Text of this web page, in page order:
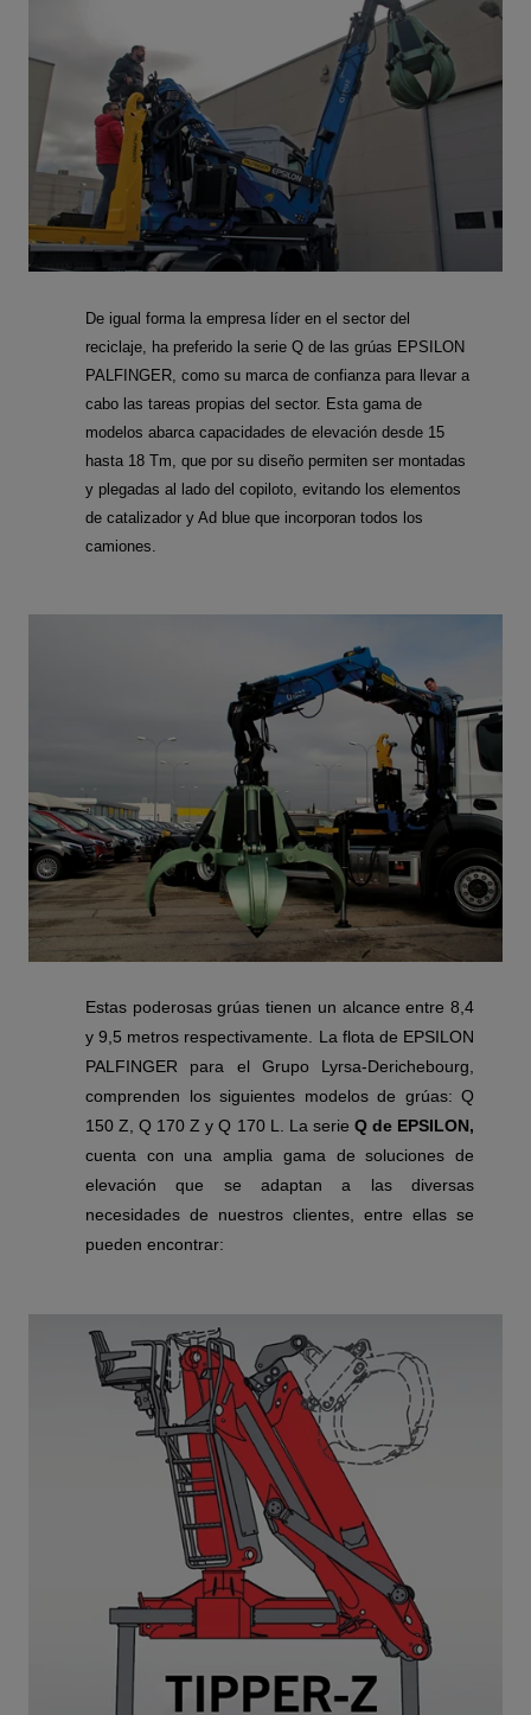
De igual forma la empresa líder en el sector del
reciclaje, ha preferido la serie Q de las grúas EPSILON
PALFINGER, como su marca de confianza para llevar a
cabo las tareas propias del sector. Esta gama de
modelos abarca capacidades de elevación desde 15
hasta 18 Tm, que por su diseño permiten ser montadas
y plegadas al lado del copiloto, evitando los elementos
de catalizador y Ad blue que incorporan todos los
camiones.
Estas poderosas grúas tienen un alcance entre 8,4
y 9,5 metros respectivamente. La flota de EPSILON
PALFINGER para el Grupo Lyrsa-Derichebourg,
comprenden los siguientes modelos de grúas: Q
150 Z, Q 170 Z y Q 170 L. La serie Q de EPSILON,
cuenta con una amplia gama de soluciones de
elevación que se adaptan a las diversas
necesidades de nuestros clientes, entre ellas se
pueden encontrar: